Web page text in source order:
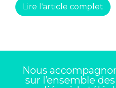
Lire l'article complet
Nous
sur l’ensemble